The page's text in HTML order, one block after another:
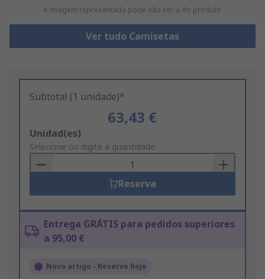
A imagem representada pode não ser a do produto
Ver tudo Camisetas
Subtotal (1 unidade)*
63,43 €
Add
to
Basket
Unidad(es)
Selecione ou digite a quantidade
Reserva
Entrega GRÁTIS para pedidos superiores
a 95,00 €
Novo artigo - Reserve hoje